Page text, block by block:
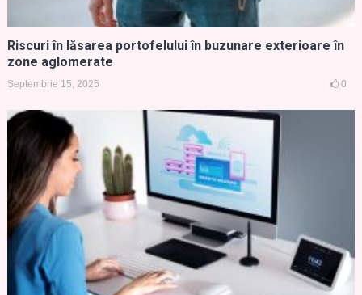
Riscuri în lăsarea portofelului în buzunare exterioare în
zone aglomerate
Septembrie 15, 2025 0